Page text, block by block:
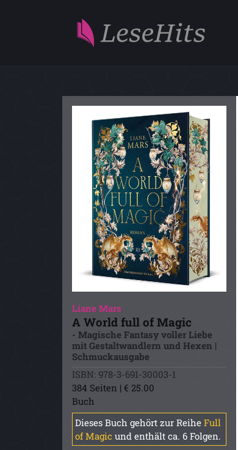
Liane Mars
A World full of Magic
- Magische Fantasy voller Liebe
mit Gestaltwandlern und Hexen |
Schmuckausgabe
ISBN: 978-3-691-30003-1
384 Seiten | € 25.00
Buch
Dieses Buch gehört zur Reihe Full
of Magic und enthält ca. 6 Folgen.